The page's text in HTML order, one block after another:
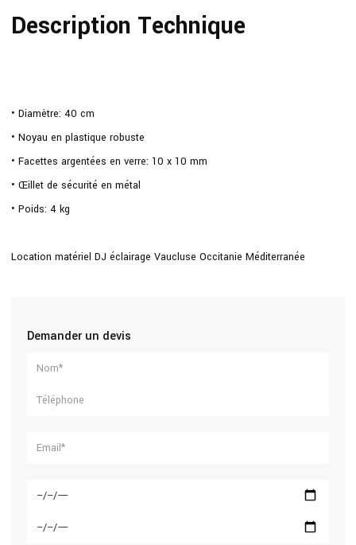
Description Technique
• Diamètre: 40 cm
• Noyau en plastique robuste
• Facettes argentées en verre: 10 x 10 mm
• Œillet de sécurité en métal
• Poids: 4 kg
Location matériel DJ éclairage Vaucluse Occitanie Méditerranée
Demander un devis